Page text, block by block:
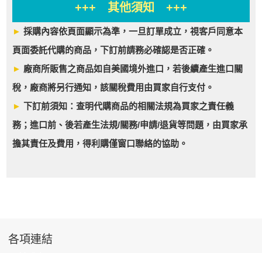
+++ 其他須知 +++
►採購內容依頁面顯示為準，一旦訂單成立，視客戶同意本
頁面委託代購的商品，下訂前請務必確認是否正確。
► 廠商所販售之商品如自美國境外進口，若後續產生進口關
稅，廠商將另行通知，該關稅費用由買家自行支付。
► 下訂前須知：查明代購商品的相關法規為買家之責任義
務；進口前、後若產生法規/關務/申請/退貨等問題，由買家承
擔其責任及費用，得利購僅窗口聯絡的協助。
各項連結